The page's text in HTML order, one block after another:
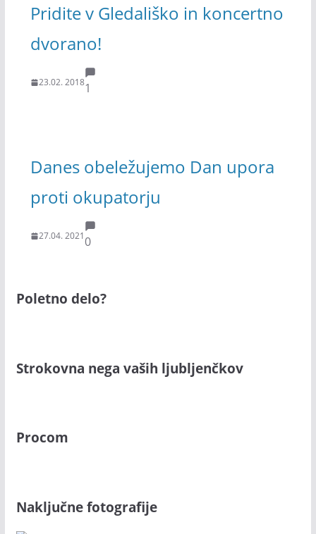
Pridite v Gledališko in koncertno
dvorano!
23.02. 20181
Danes obeležujemo Dan upora
proti okupatorju
27.04. 20210
Poletno delo?
Strokovna nega vaših ljubljenčkov
Procom
Naključne fotografije